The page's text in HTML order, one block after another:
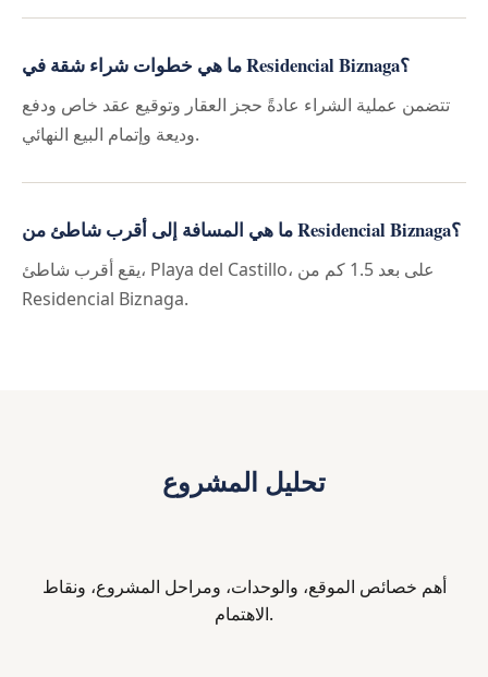
ما هي خطوات شراء شقة في Residencial Biznaga؟
تتضمن عملية الشراء عادةً حجز العقار وتوقيع عقد خاص ودفع
وديعة وإتمام البيع النهائي.
ما هي المسافة إلى أقرب شاطئ من Residencial Biznaga؟
يقع أقرب شاطئ، Playa del Castillo، على بعد 1.5 كم من
Residencial Biznaga.
تحليل المشروع
أهم خصائص الموقع، والوحدات، ومراحل المشروع، ونقاط
الاهتمام.